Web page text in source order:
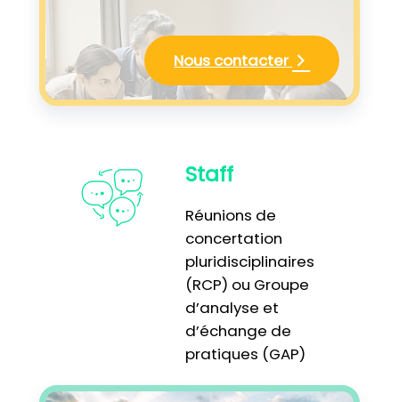
Nous contacter
Staff
Réunions de
concertation
pluridisciplinaires
(RCP) ou Groupe
d’analyse et
d’échange de
pratiques (GAP)